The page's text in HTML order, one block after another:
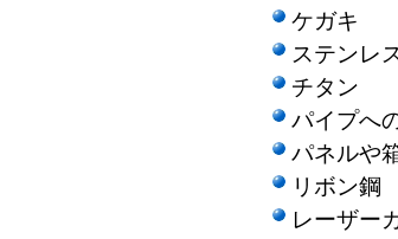
ケガキ
ステンレ
チタン
パイプへ
パネルや
リボン鋼
レーザー